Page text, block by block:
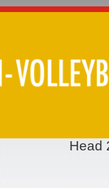
Head